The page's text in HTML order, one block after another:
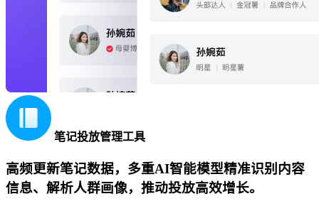
笔记投放管理工具
高频更新笔记数据，多重AI智能模型精准识别内容
信息、解析人群画像，推动投放高效增长。